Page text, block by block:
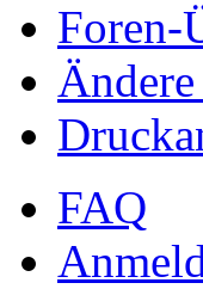
Foren-
FAQ